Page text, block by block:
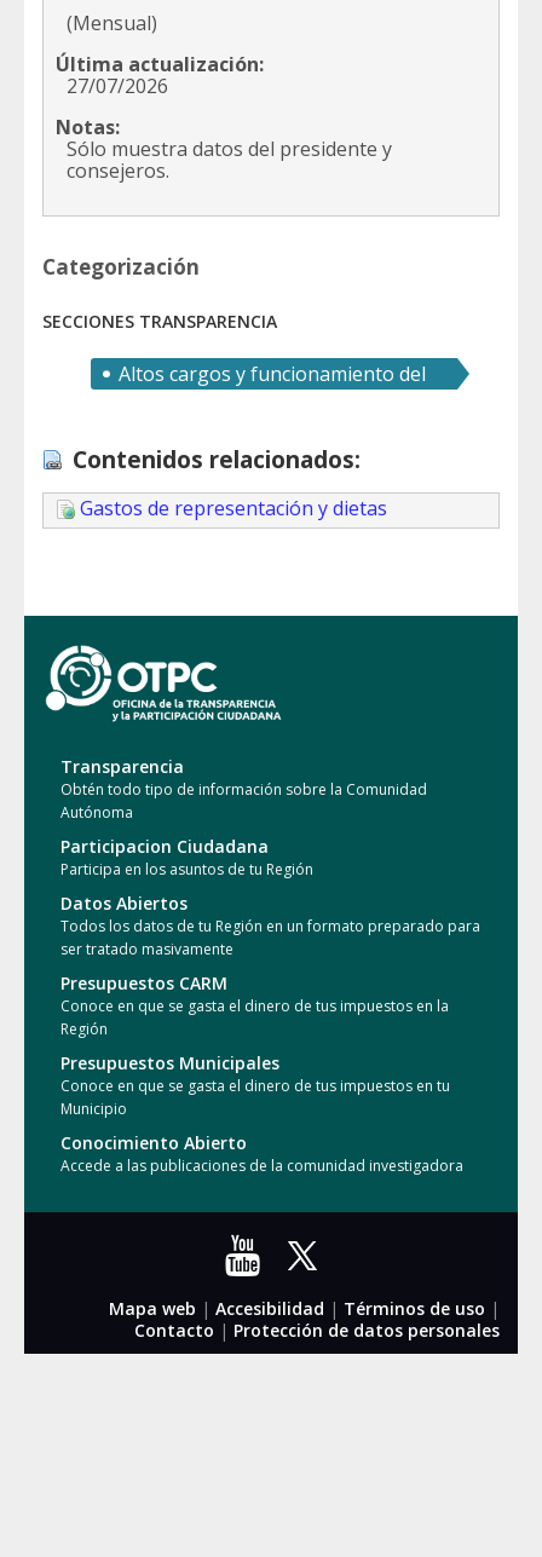
(Mensual)
Última actualización:
27/07/2026
Notas:
Sólo muestra datos del presidente y
consejeros.
Categorización
SECCIONES TRANSPARENCIA
Altos cargos y funcionamiento del
Contenidos relacionados:
Gastos de representación y dietas
Transparencia
Obtén todo tipo de información sobre la Comunidad
Autónoma
Participacion Ciudadana
Participa en los asuntos de tu Región
Datos Abiertos
Todos los datos de tu Región en un formato preparado para
ser tratado masivamente
Presupuestos CARM
Conoce en que se gasta el dinero de tus impuestos en la
Región
Presupuestos Municipales
Conoce en que se gasta el dinero de tus impuestos en tu
Municipio
Conocimiento Abierto
Accede a las publicaciones de la comunidad investigadora
Mapa web | Accesibilidad | Términos de uso |
Contacto | Protección de datos personales